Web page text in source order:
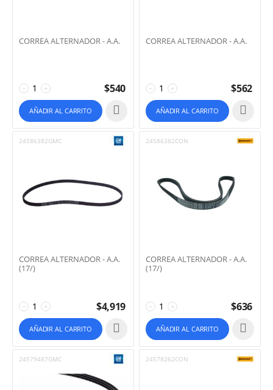
CORREA ALTERNADOR - A.A.
+
− $540
AÑADIR AL CARRITO
CORREA ALTERNADOR - A.A.
+
− $562
AÑADIR AL CARRITO
24586382GMC
CORREA ALTERNADOR - A.A.
(17/)
+
− $4,919
AÑADIR AL CARRITO
24586382CON
CORREA ALTERNADOR - A.A.
(17/)
+
− $636
AÑADIR AL CARRITO
24579487GMC 24578262CON